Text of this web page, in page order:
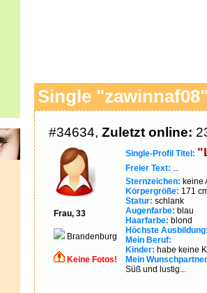
Single
#34634, Zuletzt online:
Frau, 33
Brandenburg
Keine Fotos!
Single-Profil Titel:
Freier Text: ...
Sternzeichen: keine
Körpergröße: 171
Statur: schlank
Augenfarbe: blau
Haarfarbe: blond
Höchste
Mein Beruf:
Kinder: habe keine
Mein
Süß und lustig...